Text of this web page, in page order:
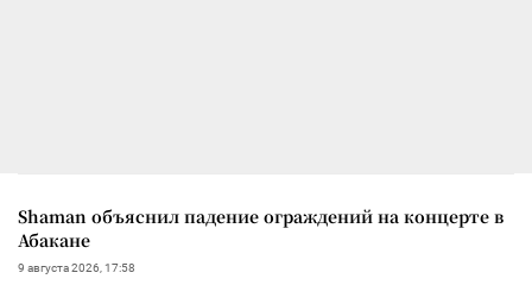
Shaman объяснил падение ограждений на концерте в
Абакане
9 августа 2026, 17:58